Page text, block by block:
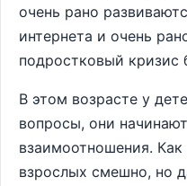
очень рано
интернета и очень
подростковый кризис
В этом возрасте у
вопросы, они
взаимоотношения.
взрослых смешно, но